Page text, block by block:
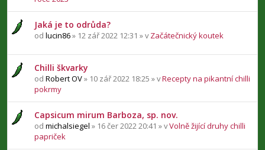
Jaká je to odrůda?
od lucin86» 12 zář 2022 12:31 » vZačátečnický koutek
Chilli škvarky
od Robert OV» 10 zář 2022 18:25 » vRecepty na pikantní chilli
pokrmy
Capsicum mirum Barboza, sp. nov.
od michalsiegel » 16 čer 2022 20:41 » vVolně žijící druhy chilli
papriček